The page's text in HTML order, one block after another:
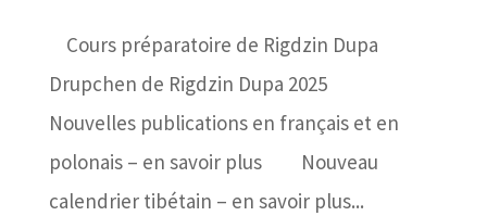
Cours préparatoire de Rigdzin Dupa
Drupchen de Rigdzin Dupa 2025
Nouvelles publications en français et en
polonais – en savoir plus Nouveau
calendrier tibétain – en savoir plus...